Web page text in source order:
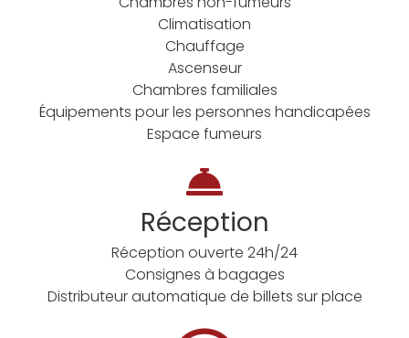
Climatisation
Chauffage
Ascenseur
Chambres familiales
Équipements pour les personnes handicapées
Espace fumeurs
Réception
Réception ouverte 24h/24
Consignes à bagages
Distributeur automatique de billets sur place